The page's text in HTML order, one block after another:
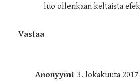
luo ollenkaan keltaista
Vastaa
Anonyymi 3. lokakuuta